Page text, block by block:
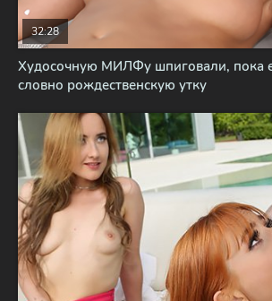
Худосочную МИЛФу шпиговали, пока
словно рождественскую утку
32:28